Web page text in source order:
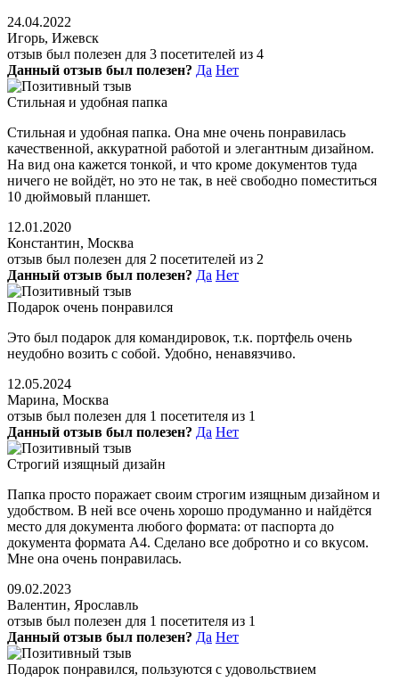
24.04.2022
Игорь, Ижевск
отзыв был полезен для 3 посетителей из 4
Данный отзыв был полезен? Да Нет
Стильная и удобная папка
Стильная и удобная папка. Она мне очень понравилась
качественной, аккуратной работой и элегантным дизайном.
На вид она кажется тонкой, и что кроме документов туда
ничего не войдёт, но это не так, в неё свободно поместиться
10 дюймовый планшет.
12.01.2020
Константин, Москва
отзыв был полезен для 2 посетителей из 2
Данный отзыв был полезен? Да Нет
Подарок очень понравился
Это был подарок для командировок, т.к. портфель очень
неудобно возить с собой. Удобно, ненавязчиво.
12.05.2024
Марина, Москва
отзыв был полезен для 1 посетителя из 1
Данный отзыв был полезен? Да Нет
Строгий изящный дизайн
Папка просто поражает своим строгим изящным дизайном и
удобством. В ней все очень хорошо продуманно и найдётся
место для документа любого формата: от паспорта до
документа формата А4. Сделано все добротно и со вкусом.
Мне она очень понравилась.
09.02.2023
Валентин, Ярославль
отзыв был полезен для 1 посетителя из 1
Данный отзыв был полезен? Да Нет
Подарок понравился, пользуются с удовольствием